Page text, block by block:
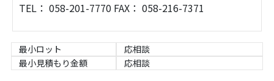
TEL： 058-201-7770 FAX： 058-216-7371
最小ロット
応相談
最小見積もり金額
応相談